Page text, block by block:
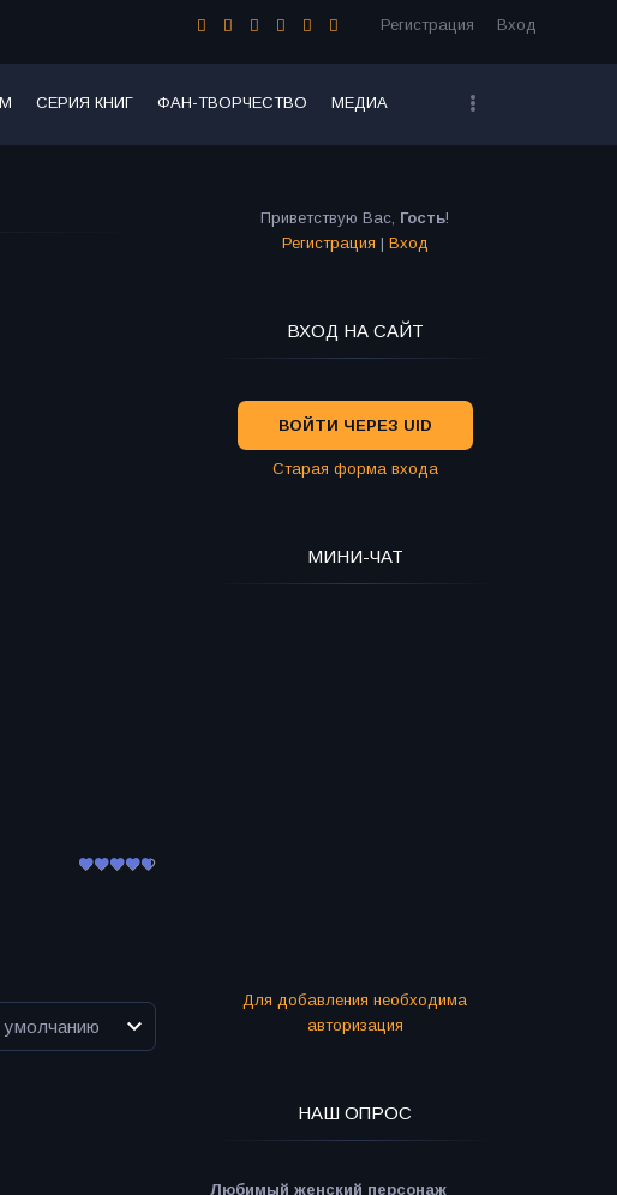
Регистрация Вход
СЕРИЯ КНИГ ФАН-ТВОРЧЕСТВО МЕДИА
Приветствую Вас, Гость!
Регистрация | Вход
ВХОД НА САЙТ
ВОЙТИ ЧЕРЕЗ UID
Старая форма входа
МИНИ-ЧАТ
Для добавления необходима
авторизация
НАШ ОПРОС
Любимый женский персонаж